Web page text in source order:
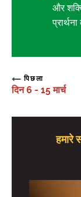
और
पिछला
दिन 6 - 15 मार्च
हमारे